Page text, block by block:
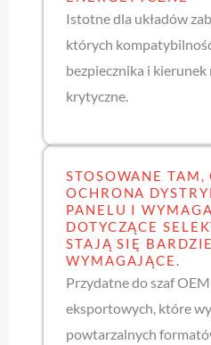
Istotne dla układów
których
bezpiecznika i kierunek
krytyczne.
STOSOWANE TAM,
OCHRONA
PANELU I
DOTYCZĄCE
STAJĄ SIĘ
WYMAGAJĄCE.
Przydatne do szaf
eksportowych, które
powtarzalnych